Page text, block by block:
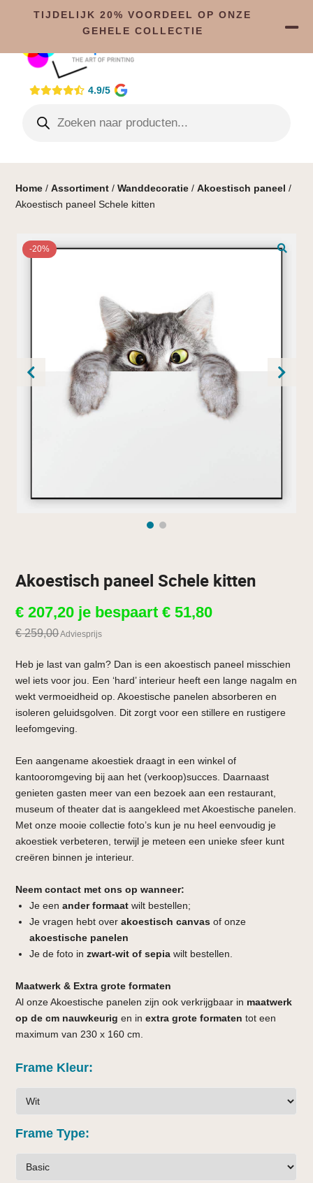
4.9/5
Home /Assortiment /Wanddecoratie /Akoestisch paneel /
Akoestisch paneel Schele kitten
-20%
Akoestisch paneel Schele kitten
€ 207,20 je bespaart€ 51,80
€259,00Adviesprijs
Heb je last van galm? Dan is een akoestisch paneel misschien
wel iets voor jou. Een ‘hard’ interieur heeft een lange nagalm en
wekt vermoeidheid op. Akoestische panelen absorberen en
isoleren geluidsgolven. Dit zorgt voor een stillere en rustigere
leefomgeving.
Een aangename akoestiek draagt in een winkel of
kantooromgeving bij aan het (verkoop)succes. Daarnaast
genieten gasten meer van een bezoek aan een restaurant,
museum of theater dat is aangekleed met Akoestische panelen.
Met onze mooie collectie foto’s kun je nu heel eenvoudig je
akoestiek verbeteren, terwijl je meteen een unieke sfeer kunt
creëren binnen je interieur.
Neem contact met ons op wanneer:
Je eenander formaat wilt bestellen;
Je vragen hebt overakoestisch canvas of onze
akoestische panelen
Je de foto inzwart-wit of sepiawilt bestellen.
Maatwerk & Extra grote formaten
Al onze Akoestische panelen zijn ook verkrijgbaar in maatwerk
op de cm nauwkeurig en inextra grote formatentot een
maximum van 230 x 160 cm.
Frame Kleur
Frame Type
TIJDELIJK 20% VOORDEEL OP ONZE
GEHELE COLLECTIE